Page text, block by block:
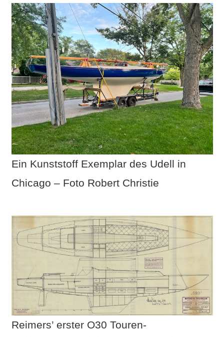
Ein Kunststoff Exemplar des Udell in
Chicago – Foto Robert Christie
Reimers’ erster O30 Touren-